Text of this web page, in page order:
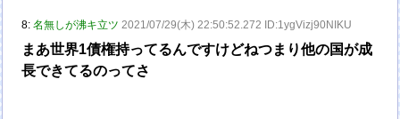
8:名無しが沸キ立ツ 2021/07/29(木) 22:50:52.272 ID:1ygVizj90NIKU
まあ世界1債権持ってるんですけどねつまり他の国が成
長できてるのってさ